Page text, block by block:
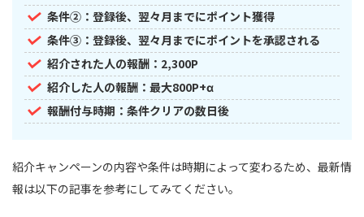
条件②：登録後、翌々月までにポイント獲得
条件③：登録後、翌々月までにポイントを承認される
紹介された人の報酬：2,300P
紹介した人の報酬：最大800P+α
報酬付与時期：条件クリアの数日後
紹介キャンペーンの内容や条件は時期によって変わるため、最新情
報は以下の記事を参考にしてみてください。